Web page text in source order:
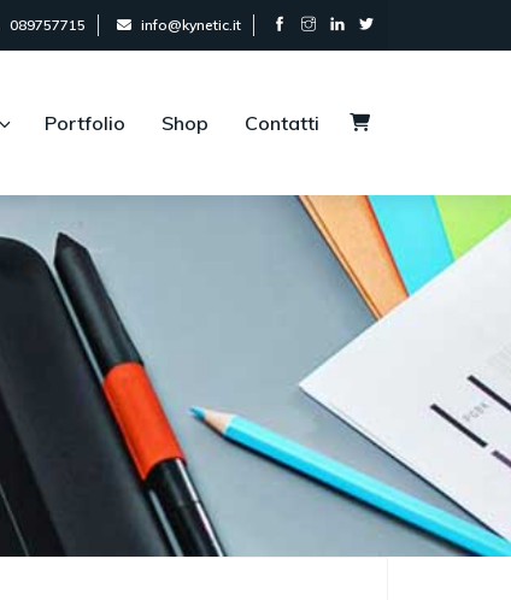
089757715 info@kynetic.it
Portfolio Shop Contatti